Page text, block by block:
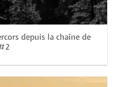
depuis la chaîne de